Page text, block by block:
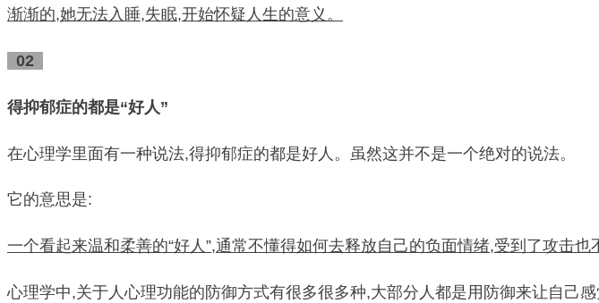
渐渐的,她无法入睡,失眠,开始怀疑人生的意义。
02
得抑郁症的都是“好人”
在心理学里面有一种说法,得抑郁症的都是好人。虽然这并不是一个绝对的说法。
它的意思是:
一个看起来温和柔善的“好人”,通常不懂得如何去释放自己的负面情绪,受到了攻击
心理学中,关于人心理功能的防御方式有很多很多种,大部分人都是用防御来让自己感